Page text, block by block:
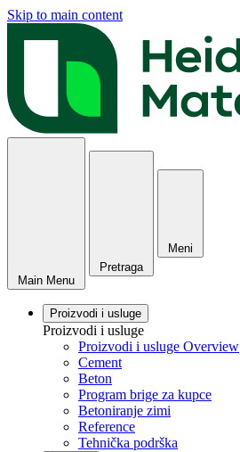
Skip to main content
Main Menu
Pretraga
Meni
Proizvodi i usluge
Proizvodi i usluge
Proizvodi i usluge Overview
Cement
Beton
Program brige za kupce
Betoniranje zimi
Reference
Tehnička podrška